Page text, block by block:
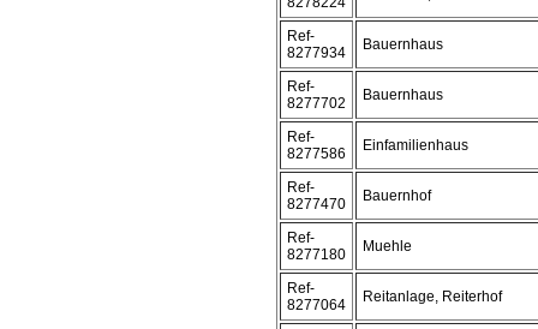
Ref-
8277934
Bauernhaus
Ref-
8277702
Bauernhaus
Ref-
8277586
Einfamilienhaus
Ref-
8277470
Bauernhof
Ref-
8277180
Muehle
Ref-
8277064
Reitanlage, Reiterhof